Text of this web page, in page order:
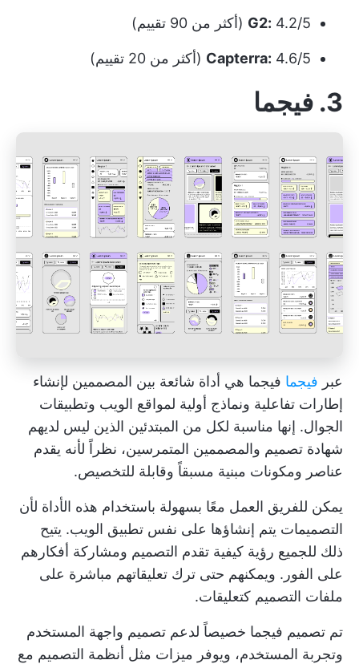
G2: 4.2/5 (أكثر من 90 تقييم)
Capterra: 4.6/5 (أكثر من 20 تقييم)
3. فيجما
عبر فيجما فيجما هي أداة شائعة بين المصممين لإنشاء
إطارات تفاعلية ونماذج أولية لمواقع الويب وتطبيقات
الجوال. إنها مناسبة لكل من المبتدئين الذين ليس لديهم
شهادة تصميم والمصممين المتمرسين، نظراً لأنه يقدم
عناصر ومكونات مبنية مسبقاً وقابلة للتخصيص.
يمكن للفريق العمل معًا بسهولة باستخدام هذه الأداة لأن
التصميمات يتم إنشاؤها على نفس تطبيق الويب. يتيح
ذلك للجميع رؤية كيفية تقدم التصميم ومشاركة أفكارهم
على الفور. ويمكنهم حتى ترك تعليقاتهم مباشرة على
ملفات التصميم كتعليقات.
تم تصميم فيجما خصيصاً لدعم تصميم واجهة المستخدم
وتجربة المستخدم، ويوفر ميزات مثل أنظمة التصميم مع